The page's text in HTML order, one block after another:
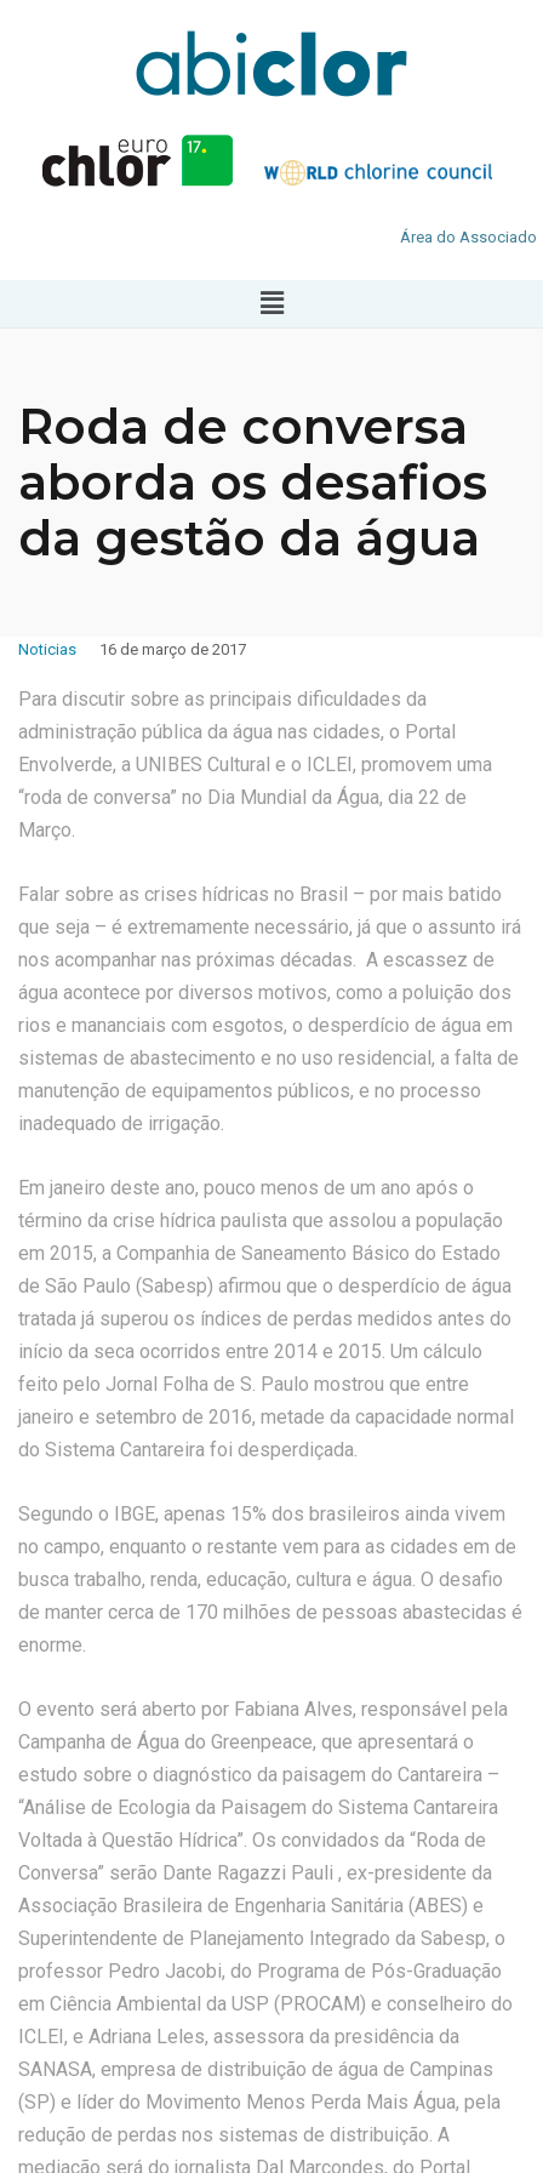
Área do Associado
Roda de conversa
aborda os desafios
da gestão da água
Noticias 16 de março de 2017
Para discutir sobre as principais dificuldades da
administração pública da água nas cidades, o Portal
Envolverde, a UNIBES Cultural e o ICLEI, promovem uma
“roda de conversa” no Dia Mundial da Água, dia 22 de
Março.
Falar sobre as crises hídricas no Brasil – por mais batido
que seja – é extremamente necessário, já que o assunto irá
nos acompanhar nas próximas décadas. A escassez de
água acontece por diversos motivos, como a poluição dos
rios e mananciais com esgotos, o desperdício de água em
sistemas de abastecimento e no uso residencial, a falta de
manutenção de equipamentos públicos, e no processo
inadequado de irrigação.
Em janeiro deste ano, pouco menos de um ano após o
término da crise hídrica paulista que assolou a população
em 2015, a Companhia de Saneamento Básico do Estado
de São Paulo (Sabesp) afirmou que o desperdício de água
tratada já superou os índices de perdas medidos antes do
início da seca ocorridos entre 2014 e 2015. Um cálculo
feito pelo Jornal Folha de S. Paulo mostrou que entre
janeiro e setembro de 2016, metade da capacidade normal
do Sistema Cantareira foi desperdiçada.
Segundo o IBGE, apenas 15% dos brasileiros ainda vivem
no campo, enquanto o restante vem para as cidades em de
busca trabalho, renda, educação, cultura e água. O desafio
de manter cerca de 170 milhões de pessoas abastecidas é
enorme.
O evento será aberto por Fabiana Alves, responsável pela
Campanha de Água do Greenpeace, que apresentará o
estudo sobre o diagnóstico da paisagem do Cantareira –
“Análise de Ecologia da Paisagem do Sistema Cantareira
Voltada à Questão Hídrica”. Os convidados da “Roda de
Conversa” serão Dante Ragazzi Pauli , ex-presidente da
Associação Brasileira de Engenharia Sanitária (ABES) e
Superintendente de Planejamento Integrado da Sabesp, o
professor Pedro Jacobi, do Programa de Pós-Graduação
em Ciência Ambiental da USP (PROCAM) e conselheiro do
ICLEI, e Adriana Leles, assessora da presidência da
SANASA, empresa de distribuição de água de Campinas
(SP) e líder do Movimento Menos Perda Mais Água, pela
redução de perdas nos sistemas de distribuição. A
mediação será do jornalista Dal Marcondes, do Portal